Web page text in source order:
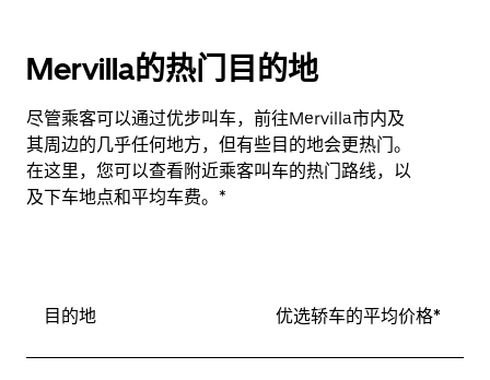
Mervilla的热门目的地
尽管乘客可以通过优步叫车，前往Mervilla市内及
其周边的几乎任何地方，但有些目的地会更热门。
在这里，您可以查看附近乘客叫车的热门路线，以
及下车地点和平均车费。*
目的地 优选轿车的平均价格*